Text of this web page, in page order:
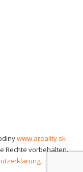
www.areality.sk
Rechte vorbehalten.